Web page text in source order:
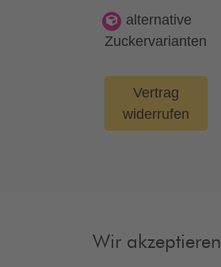
alternative
Zuckervarianten
Vertrag
widerrufen
Wir akzeptieren